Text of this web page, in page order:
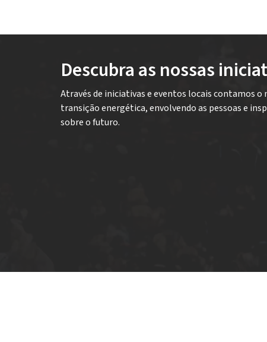
Descubra as nossas
Através de iniciativas e eventos locais contamos o
transição energética, envolvendo as pessoas e
sobre o futuro.